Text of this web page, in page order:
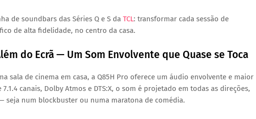
de soundbars das Séries Q e S da TCL: transformar cada sessão de
de alta fidelidade, no centro da casa.
do Ecrã — Um Som Envolvente que Quase se Toca
sala de cinema em casa, a Q85H Pro oferece um áudio envolvente e maior
canais, Dolby Atmos e DTS:X, o som é projetado em todas as direções,
num blockbuster ou numa maratona de comédia.